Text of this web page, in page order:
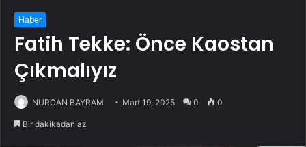
Haber
Fatih Tekke: Önce Kaostan
Çıkmalıyız
NURCAN BAYRAM Mart 19, 2025 0 0
Bir dakikadan az